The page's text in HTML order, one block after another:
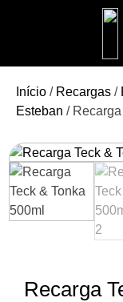
Início / Recargas /
Esteban / Recarga
Recarga